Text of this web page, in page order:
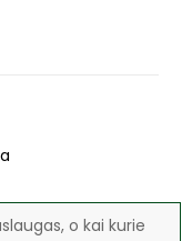
o kai kurie